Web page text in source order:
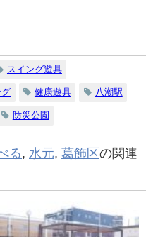
スイング遊具
グ 健康遊具 八潮駅
防災公園
る, 水元, 葛飾区の関連